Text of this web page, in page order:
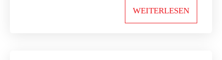
WEITERLESEN